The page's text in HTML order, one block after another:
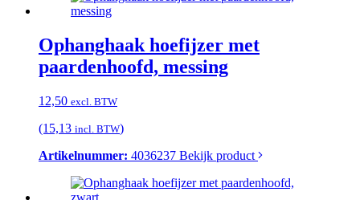
Ophanghaak hoefijzer met
paardenhoofd, messing
12,50 excl. BTW
(15,13 incl. BTW)
Artikelnummer: 4036237 Bekijk product